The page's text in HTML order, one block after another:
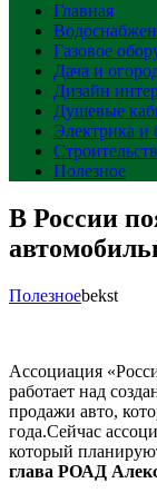
Главная
Газовое
Дача и
Дизайн
Душевые
Электрика и
Полезное
В России
Полезноеbekst
Ассоциация
работает над
продажи авто,
года.Сейчас
который
глава РОАД